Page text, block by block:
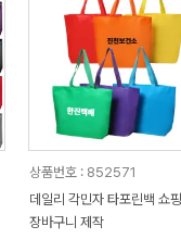
상품번호 : 852571
데일리 각민자 타포린백 쇼
장바구니 제작